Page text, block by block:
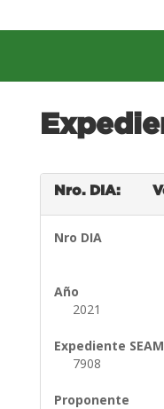
Nro. DIA:
Nro DIA
Año
2021
Expediente SEAM
7908
Proponente